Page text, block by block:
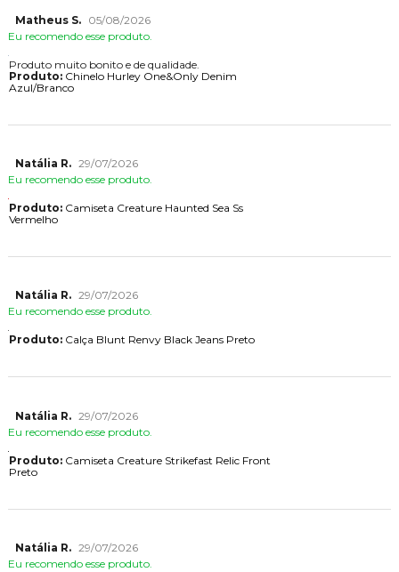
Matheus S.
05/08/2026
Eu recomendo esse produto.
Produto muito bonito e de qualidade.
Produto:Chinelo Hurley One&Only Denim
Azul/Branco
Natália R. 29/07/2026
Eu recomendo esse produto.
Produto:Camiseta Creature Haunted Sea Ss
Vermelho
Natália R. 29/07/2026
Eu recomendo esse produto.
Produto:Calça Blunt Renvy Black Jeans Preto
Natália R. 29/07/2026
Eu recomendo esse produto.
Produto:Camiseta Creature Strikefast Relic Front
Preto
Natália R. 29/07/2026
Eu recomendo esse produto.